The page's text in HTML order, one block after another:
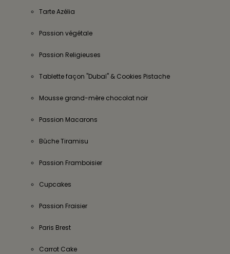
Tarte Azélia
Passion végétale
Passion Religieuses
Tablette façon "Dubaï" & Cookies Pistache
Mousse grand-mère chocolat noir
Passion Macarons
Bûche Tiramisu
Passion Framboisier
Cupcakes
Passion Fraisier
Paris Brest
Carrot Cake